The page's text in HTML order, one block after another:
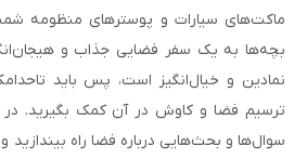
ماکت‌های سیارات و پوسترهای منظومه
بچه‌ها به یک سفر فضایی جذاب و
نمادین و خیال‌انگیز است، پس باید
ترسیم فضا و کاوش در آن کمک بگیرید.
سوال‌ها و بحث‌هایی درباره فضا راه